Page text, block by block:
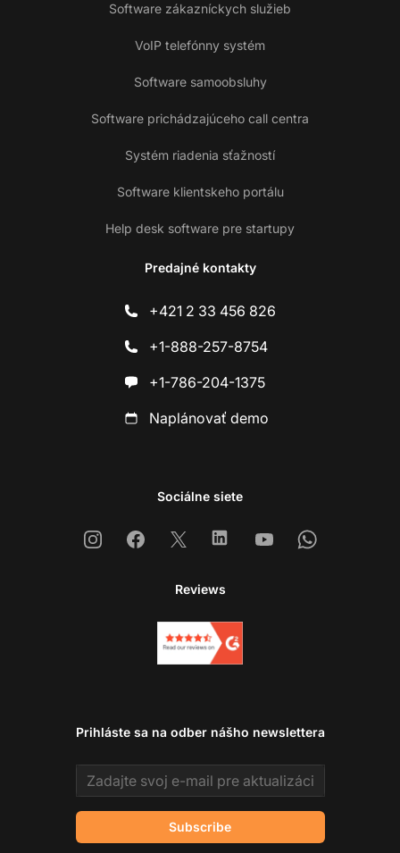
Software zákazníckych služieb
VoIP telefónny systém
Software samoobsluhy
Software prichádzajúceho call centra
Systém riadenia sťažností
Software klientskeho portálu
Help desk software pre startupy
Predajné kontakty
+421 2 33 456 826
+1-888-257-8754
+1-786-204-1375
Naplánovať demo
Sociálne siete
InstagramFacebook
X LinkedinYoutubeWhatsapp
Reviews
Prihláste sa na odber nášho newslettera
Email address
Subscribe